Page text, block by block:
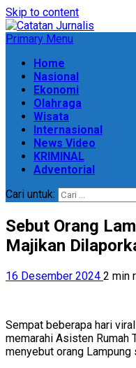
Skip to content
Primary Menu
Home
Nasional
Ekonomi
Olahraga
Wisata
Internasional
News Video
KRIMINAL
Adventorial
Cari untuk:
Sebut Orang
Majikan
16 Desember 2024 2 min
Sempat beberapa hari
memarahi Asisten Rumah
menyebut orang Lampung